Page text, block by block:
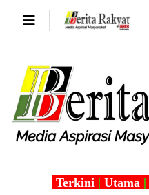
Terkini | Utama |